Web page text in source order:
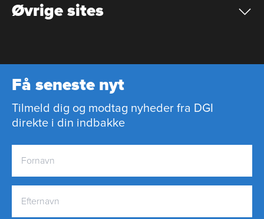
Øvrige sites
Få seneste nyt
Tilmeld dig og modtag nyheder fra DGI
direkte i din indbakke